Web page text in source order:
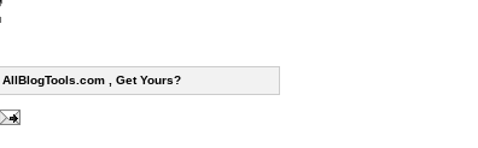
AllBlogTools.com , Get Yours?